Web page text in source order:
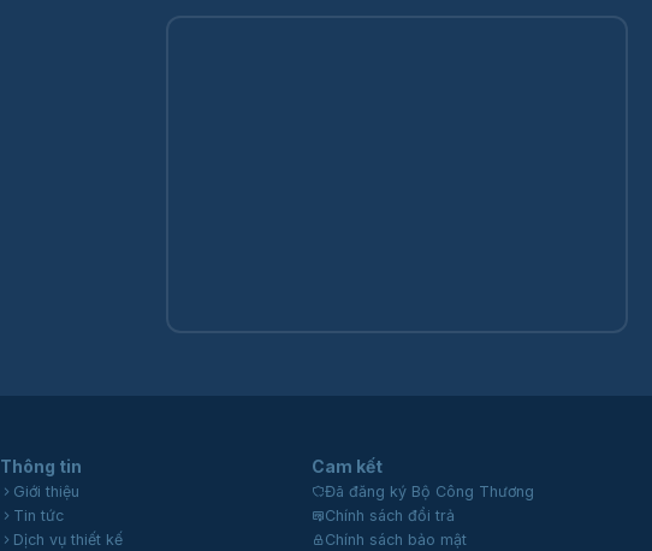
Thông tin
Giới thiệu
Tin tức
Dịch vụ thiết kế
Cam kết
Đã đăng ký Bộ Công Thương
Chính sách đổi trả
Chính sách bảo mật